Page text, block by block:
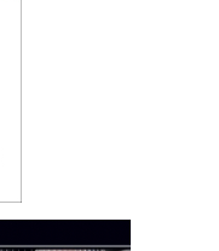
no estudo,
do trabalho ao
mais altos,
no período.
mais baixos
de renda,